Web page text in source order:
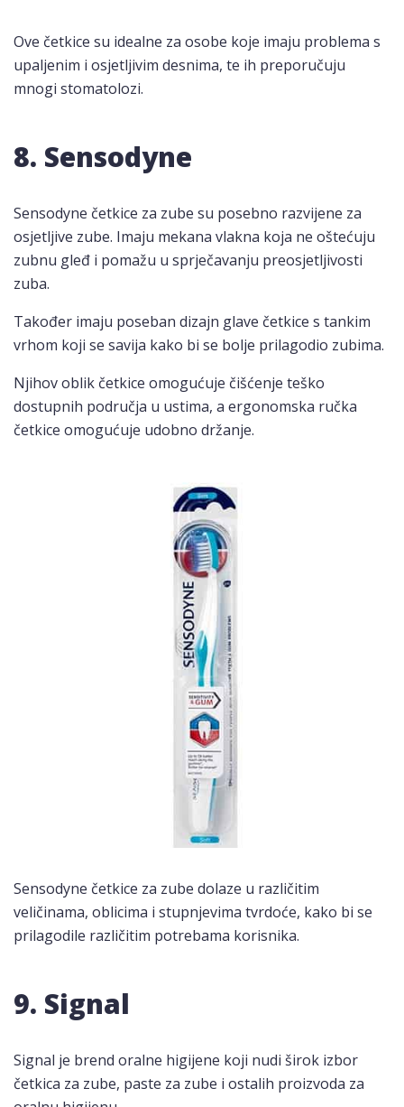
Ove četkice su idealne za osobe koje imaju problema s
upaljenim i osjetljivim desnima, te ih preporučuju
mnogi stomatolozi.
8. Sensodyne
Sensodyne četkice za zube su posebno razvijene za
osjetljive zube. Imaju mekana vlakna koja ne oštećuju
zubnu gleđ i pomažu u sprječavanju preosjetljivosti
zuba.
Također imaju poseban dizajn glave četkice s tankim
vrhom koji se savija kako bi se bolje prilagodio zubima.
Njihov oblik četkice omogućuje čišćenje teško
dostupnih područja u ustima, a ergonomska ručka
četkice omogućuje udobno držanje.
Sensodyne četkice za zube dolaze u različitim
veličinama, oblicima i stupnjevima tvrdoće, kako bi se
prilagodile različitim potrebama korisnika.
9. Signal
Signal je brend oralne higijene koji nudi širok izbor
četkica za zube, paste za zube i ostalih proizvoda za